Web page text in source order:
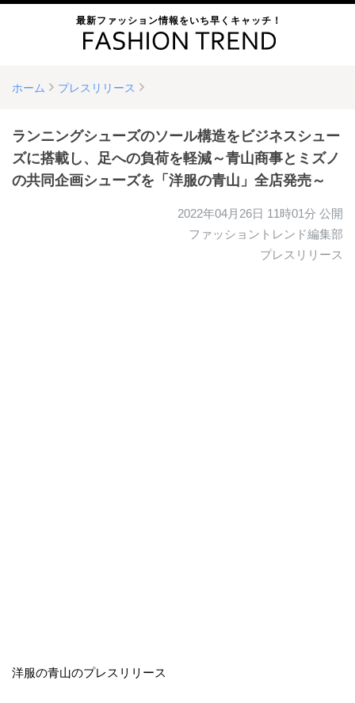
最新ファッション情報をいち早くキャッチ！
ホーム プレスリリース
ランニングシューズのソール構造をビジネスシュー
ズに搭載し、足への負荷を軽減～青山商事とミズノ
の共同企画シューズを「洋服の青山」全店発売～
2022年04月26日 11時01分 公開
ファッショントレンド編集部
プレスリリース
洋服の青山のプレスリリース